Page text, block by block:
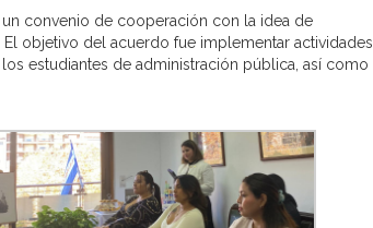
convenio de cooperación con la idea de
objetivo del acuerdo fue implementar actividades
estudiantes de administración pública, así como